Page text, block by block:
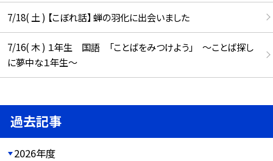
7/18( 土 ) 【こぼれ話】 蝉の羽化に出会いました
7/16( 木 ) １年生 国語 「ことばをみつけよう」 ～ことば探し
に夢中な１年生～
過去記事
2026年度